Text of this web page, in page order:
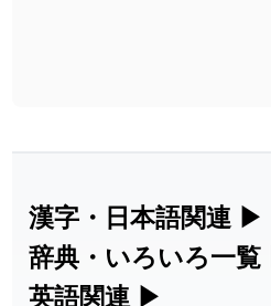
漢字・日本語関連 ▶
漢字の読み方検索、手
辞典・いろいろ一覧
部首・画数別の漢字一
英語関連 ▶